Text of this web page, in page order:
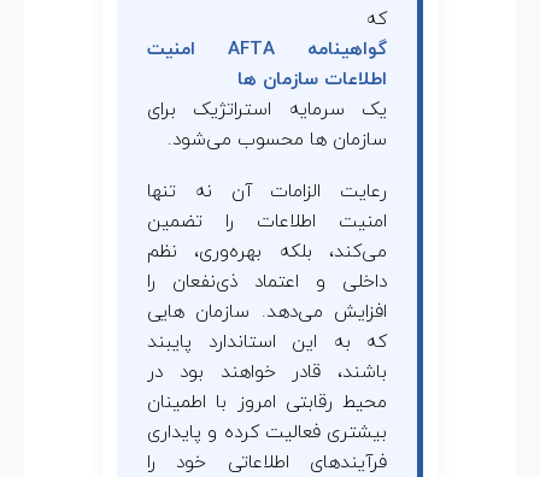
که
گواهینامه AFTA امنیت
اطلاعات سازمان ها
یک سرمایه استراتژیک برای
سازمان ها محسوب می‌شود.
رعایت الزامات آن نه تنها
امنیت اطلاعات را تضمین
می‌کند، بلکه بهره‌وری، نظم
داخلی و اعتماد ذی‌نفعان را
افزایش می‌دهد. سازمان هایی
که به این استاندارد پایبند
باشند، قادر خواهند بود در
محیط رقابتی امروز با اطمینان
بیشتری فعالیت کرده و پایداری
فرآیندهای اطلاعاتی خود را